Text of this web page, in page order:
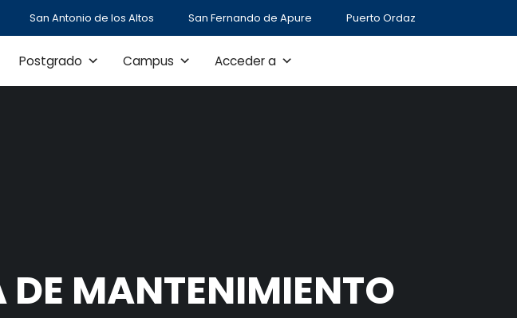
San Antonio de los Altos San Fernando de Apure Puerto Ordaz
Postgrado Campus Acceder a
DE MANTENIMIENTO